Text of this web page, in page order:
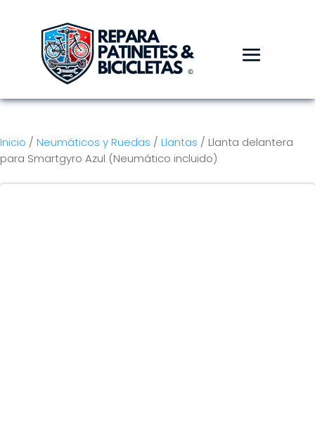
Inicio / Neumáticos y Ruedas / Llantas / Llanta delantera
para Smartgyro Azul (Neumático incluido)